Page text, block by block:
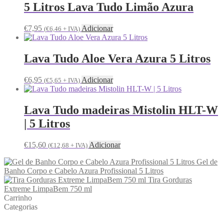
5 Litros Lava Tudo Limão Azura
€7,95 (€6,46 + IVA) Adicionar
Lava Tudo Aloe Vera Azura 5 Litros
€6,95 (€5,65 + IVA) Adicionar
Lava Tudo madeiras Mistolin HLT-W
| 5 Litros
€15,60 (€12,68 + IVA) Adicionar
Gel de
Banho Corpo e Cabelo Azura Profissional 5 Litros
Tira Gorduras
Extreme LimpaBem 750 ml
Carrinho
Categorias